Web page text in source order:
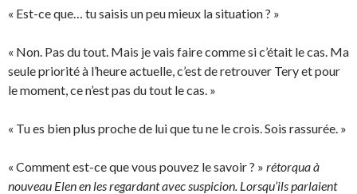
« Est-ce que… tu saisis un peu mieux la situation ? »
« Non. Pas du tout. Mais je vais faire comme si c’était le cas. Ma
seule priorité à l’heure actuelle, c’est de retrouver Tery et pour
le moment, ce n’est pas du tout le cas. »
« Tu es bien plus proche de lui que tu ne le crois. Sois rassurée. »
« Comment est-ce que vous pouvez le savoir ? » rétorqua à
nouveau Elen en les regardant avec suspicion. Lorsqu’ils parlaient